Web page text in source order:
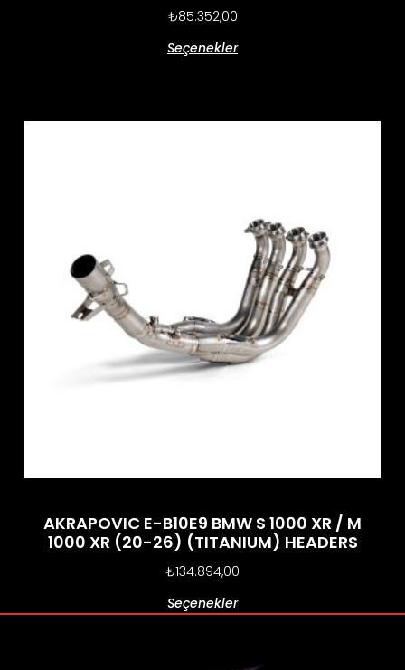
₺85.352,00
Seçenekler
AKRAPOVIC E-B10E9 BMW S 1000 XR / M
1000 XR (20-26) (TITANIUM) HEADERS
₺134.894,00
Seçenekler